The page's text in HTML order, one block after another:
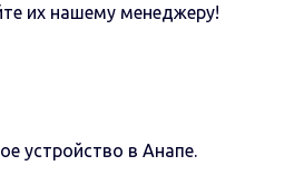
их нашему менеджеру!
устройство в Анапе.